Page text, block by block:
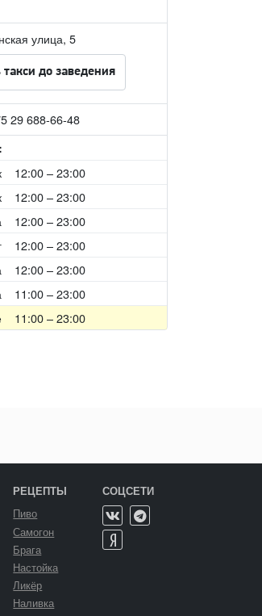
улица, 5
такси до заведения
29 688-66-48
12:00 – 23:00
12:00 – 23:00
12:00 – 23:00
12:00 – 23:00
12:00 – 23:00
11:00 – 23:00
11:00 – 23:00
РЕЦЕПТЫ
Пиво
Самогон
Брага
Настойка
Ликёр
Наливка
СОЦСЕТИ